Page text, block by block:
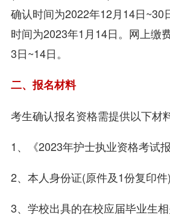
确认时间为2022年12月14日~30
时间为2023年1月14日。网上缴
3日~14日。
二、报名材料
考生确认报名资格需提供以下材
1、《2023年护士执业资格考试
2、本人身份证(原件及1份复印件
3、学校出具的在校应届毕业生